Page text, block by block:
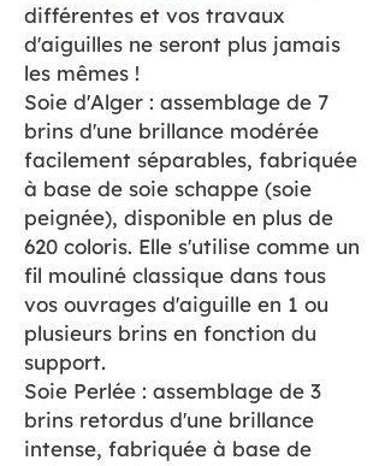
différentes et vos travaux
d'aiguilles ne seront plus jamais
les mêmes !
Soie d'Alger : assemblage de 7
brins d'une brillance modérée
facilement séparables, fabriquée
à base de soie schappe (soie
peignée), disponible en plus de
620 coloris. Elle s'utilise comme un
fil mouliné classique dans tous
vos ouvrages d'aiguille en 1 ou
plusieurs brins en fonction du
support.
Soie Perlée : assemblage de 3
brins retordus d'une brillance
intense, fabriquée à base de